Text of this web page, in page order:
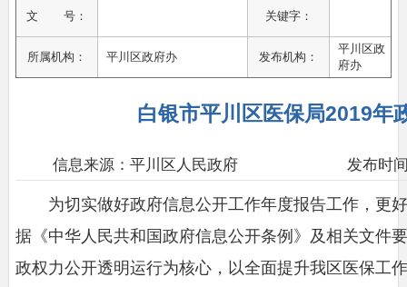
文 号： 关键字：
所属机构： 平川区政府办 发布机构：
平川区政
府办
白银市平川区医保局2019年
信息来源：平川区人民政府 发布时
为切实做好政府信息公开工作年度报告工作，更
据《中华人民共和国政府信息公开条例》及相关文件
政权力公开透明运行为核心，以全面提升我区医保工